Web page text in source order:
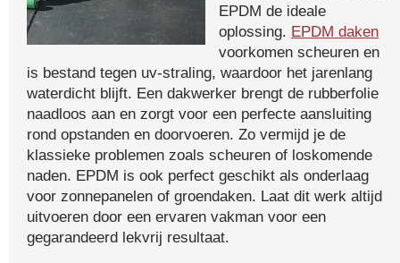
EPDM de ideale
oplossing. EPDM daken
voorkomen scheuren en
is bestand tegen uv-straling, waardoor het jarenlang
waterdicht blijft. Een dakwerker brengt de rubberfolie
naadloos aan en zorgt voor een perfecte aansluiting
rond opstanden en doorvoeren. Zo vermijd je de
klassieke problemen zoals scheuren of loskomende
naden. EPDM is ook perfect geschikt als onderlaag
voor zonnepanelen of groendaken. Laat dit werk altijd
uitvoeren door een ervaren vakman voor een
gegarandeerd lekvrij resultaat.